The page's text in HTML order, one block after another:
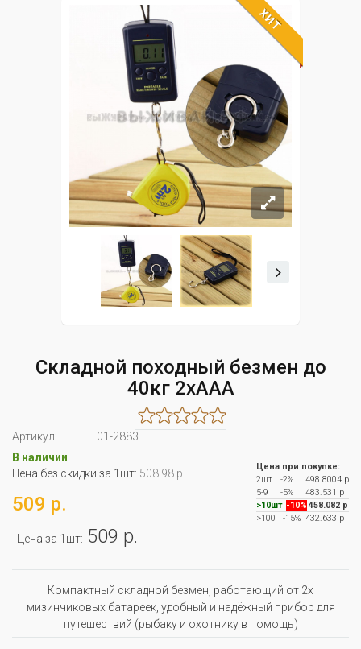
ХИТ
Складной походный безмен до
40кг 2хААА
Артикул:
01-2883
В наличии
Цена без скидки за 1шт: 508.98 р.
509 р.
Цена за 1шт: 509 р.
Цена при покупке:
2шт
-2%
498.8004 р
5-9
-5%
483.531 р
>10шт -10% 458.082 р
>100
-15% 432.633 р
Компактный складной безмен, работающий от 2х
мизинчиковых батареек, удобный и надёжный прибор для
путешествий (рыбаку и охотнику в помощь)